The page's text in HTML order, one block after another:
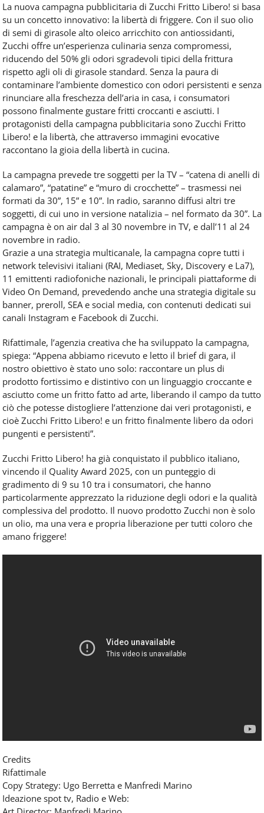
La nuova campagna pubblicitaria di Zucchi Fritto Libero! si basa
su un concetto innovativo: la libertà di friggere. Con il suo olio
di semi di girasole alto oleico arricchito con antiossidanti,
Zucchi offre un’esperienza culinaria senza compromessi,
riducendo del 50% gli odori sgradevoli tipici della frittura
rispetto agli oli di girasole standard. Senza la paura di
contaminare l’ambiente domestico con odori persistenti e senza
rinunciare alla freschezza dell’aria in casa, i consumatori
possono finalmente gustare fritti croccanti e asciutti. I
protagonisti della campagna pubblicitaria sono Zucchi Fritto
Libero! e la libertà, che attraverso immagini evocative
raccontano la gioia della libertà in cucina.
La campagna prevede tre soggetti per la TV – “catena di anelli di
calamaro”, “patatine” e “muro di crocchette” – trasmessi nei
formati da 30”, 15” e 10”. In radio, saranno diffusi altri tre
soggetti, di cui uno in versione natalizia – nel formato da 30”. La
campagna è on air dal 3 al 30 novembre in TV, e dall’11 al 24
novembre in radio.
Grazie a una strategia multicanale, la campagna copre tutti i
network televisivi italiani (RAI, Mediaset, Sky, Discovery e La7),
11 emittenti radiofoniche nazionali, le principali piattaforme di
Video On Demand, prevedendo anche una strategia digitale su
banner, preroll, SEA e social media, con contenuti dedicati sui
canali Instagram e Facebook di Zucchi.
Rifattimale, l’agenzia creativa che ha sviluppato la campagna,
spiega: “Appena abbiamo ricevuto e letto il brief di gara, il
nostro obiettivo è stato uno solo: raccontare un plus di
prodotto fortissimo e distintivo con un linguaggio croccante e
asciutto come un fritto fatto ad arte, liberando il campo da tutto
ciò che potesse distogliere l’attenzione dai veri protagonisti, e
cioè Zucchi Fritto Libero! e un fritto finalmente libero da odori
pungenti e persistenti”.
Zucchi Fritto Libero! ha già conquistato il pubblico italiano,
vincendo il Quality Award 2025, con un punteggio di
gradimento di 9 su 10 tra i consumatori, che hanno
particolarmente apprezzato la riduzione degli odori e la qualità
complessiva del prodotto. Il nuovo prodotto Zucchi non è solo
un olio, ma una vera e propria liberazione per tutti coloro che
amano friggere!
Credits
Rifattimale
Copy Strategy: Ugo Berretta e Manfredi Marino
Ideazione spot tv, Radio e Web: